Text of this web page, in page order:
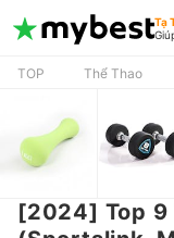
Tạ
TOP Thể Thao
[2024] Top 9